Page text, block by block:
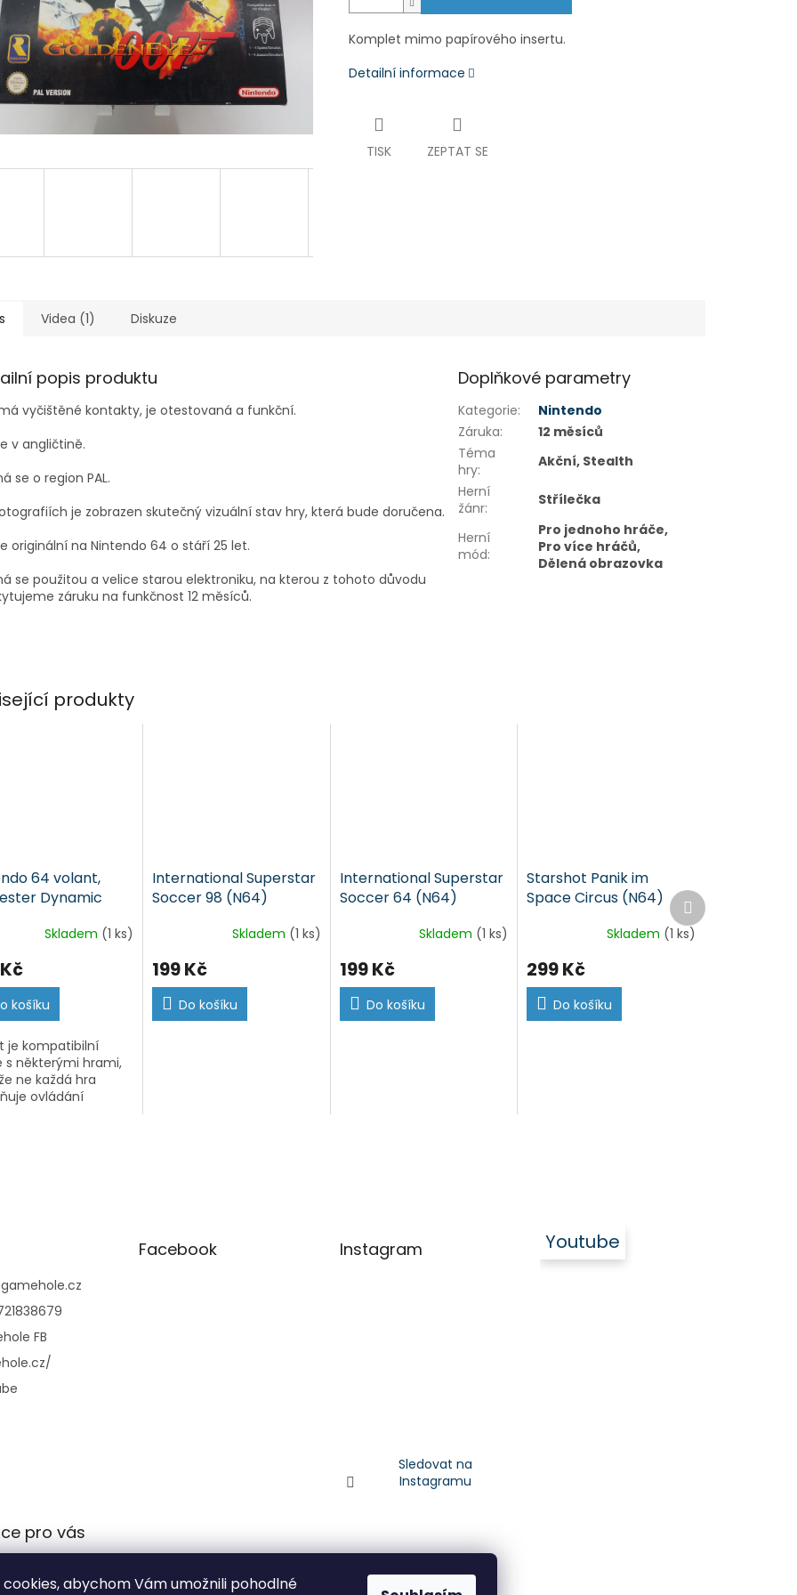
abychom Vám umožnili pohodlné
Komplet mimo papírového insertu.
Detailní informace
TISK ZEPTAT SE
Videa (1) Diskuze
popis produktu
vyčištěné kontakty, je otestovaná a funkční.
v angličtině.
se o region PAL.
je zobrazen skutečný vizuální stav hry, která bude doručena.
originální na Nintendo 64 o stáří 25 let.
se použitou a velice starou elektroniku, na kterou z tohoto důvodu
záruku na funkčnost 12 měsíců.
Doplňkové parametry
Kategorie:
Nintendo
Záruka:
12 měsíců
Téma
hry:
Akční, Stealth
Herní
žánr: Střílečka
Herní
mód:
Pro jednoho hráče,
Pro více hráčů,
Dělená obrazovka
produkty
64 volant,
Dynamic
Skladem (1 ks)
košíku
je kompatibilní
s některými hrami,
ne každá hra
ovládání
International Superstar
Soccer 98 (N64)
Skladem (1 ks)
199 Kč
Do košíku
International Superstar
Soccer 64 (N64)
Skladem (1 ks)
199 Kč
Do košíku
Starshot Panik im
Space Circus (N64)
Skladem (1 ks)
299 Kč
Do košíku
Další
produkt
gamehole.cz
FB
Facebook Instagram
Sledovat na
Instagramu
Youtube
pro vás